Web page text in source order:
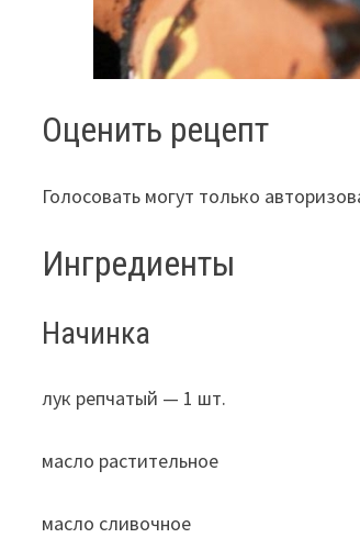
Оценить рецепт
Голосовать могут только
Ингредиенты
Начинка
лук репчатый — 1 шт.
масло растительное
масло сливочное